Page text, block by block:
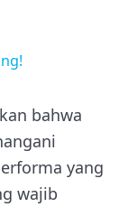
bahwa
yang
wajib